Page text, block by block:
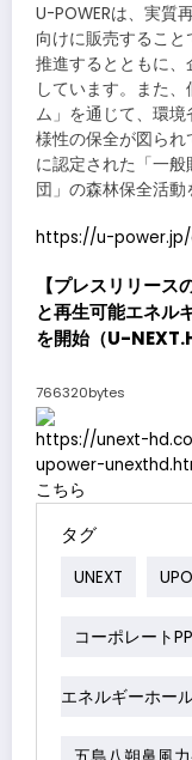
U-POWERは、実質
向けに販売するこ
推進するとともに、
しています。また
ム」を通じて、環
様性の保全が図られ
に認定された「一
団」の森林保全活動
https://u-
【プレスリリー
と再生可能エネル
を開始（U-
766320bytes
https://unext-
upower-
こちら
タグ
UNEXT
コーポレート
エネルギーホー